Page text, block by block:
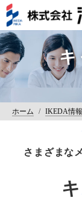
キ
ホーム / IKEDA情
さまざまな